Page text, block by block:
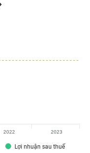
Lợi nhuận sau thuế
2022 2023